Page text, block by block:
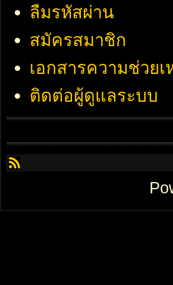
ลืมรหัสผ่าน
สมัครสมาชิก
เอกสารความช่วยเ
ติดต่อผู้ดูแลระบบ